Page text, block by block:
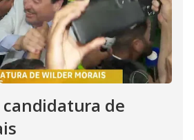
candidatura de